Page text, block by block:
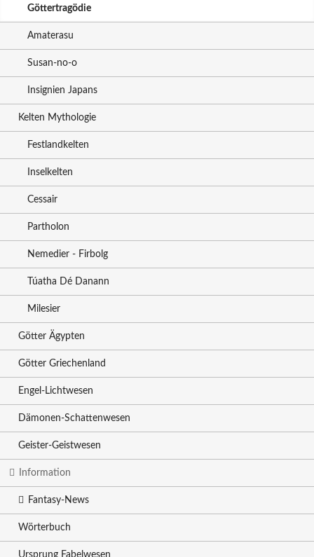
Göttertragödie
Amaterasu
Susan-no-o
Insignien Japans
Kelten Mythologie
Festlandkelten
Inselkelten
Cessair
Partholon
Nemedier - Firbolg
Túatha Dé Danann
Milesier
Götter Ägypten
Götter Griechenland
Engel-Lichtwesen
Dämonen-Schattenwesen
Geister-Geistwesen
Information
Fantasy-News
Wörterbuch
Ursprung Fabelwesen